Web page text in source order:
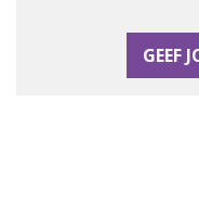
GEEF